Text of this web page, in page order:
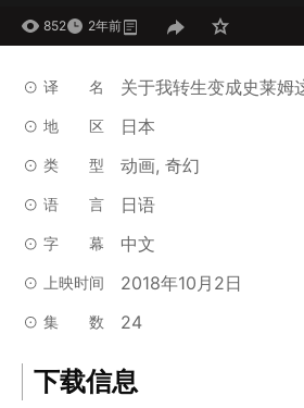
852 2年前
译名 关于我转生变成史莱姆
地区 日本
类型 动画, 奇幻
语言 日语
字幕 中文
上映时间 2018年10月2日
集数 24
下载信息